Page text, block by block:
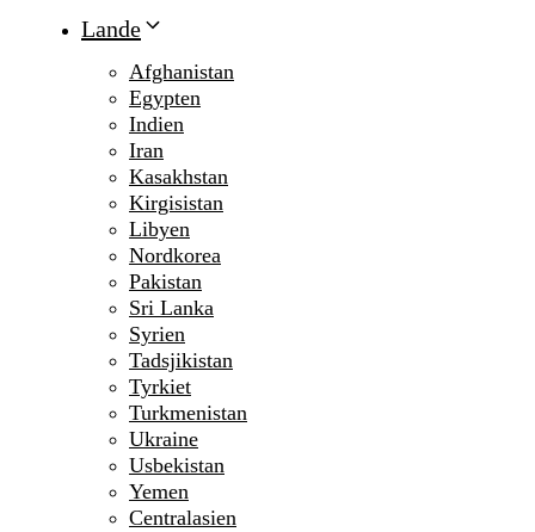
Lande
Afghanistan
Egypten
Indien
Iran
Kasakhstan
Kirgisistan
Libyen
Nordkorea
Pakistan
Sri Lanka
Syrien
Tadsjikistan
Tyrkiet
Turkmenistan
Ukraine
Usbekistan
Yemen
Centralasien